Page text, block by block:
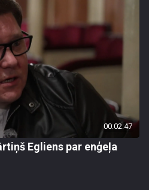
00:02:47
Egliens par enģeļa